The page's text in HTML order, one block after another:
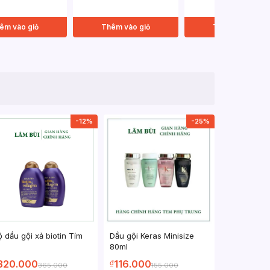
vào giỏ Thêm vào giỏ Thêm vào giỏ
-12%
dầu gội xả biotin Tím
365.000
-25%
Dầu gội Keras Minisize
80ml
₫116.000155.000